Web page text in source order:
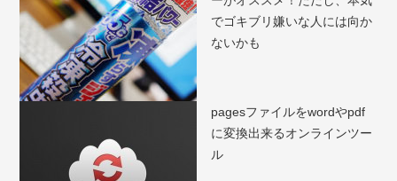
でゴキブリ嫌いな人には向か
ないかも
pagesファイルをwordやpdf
に変換出来るオンラインツー
ル